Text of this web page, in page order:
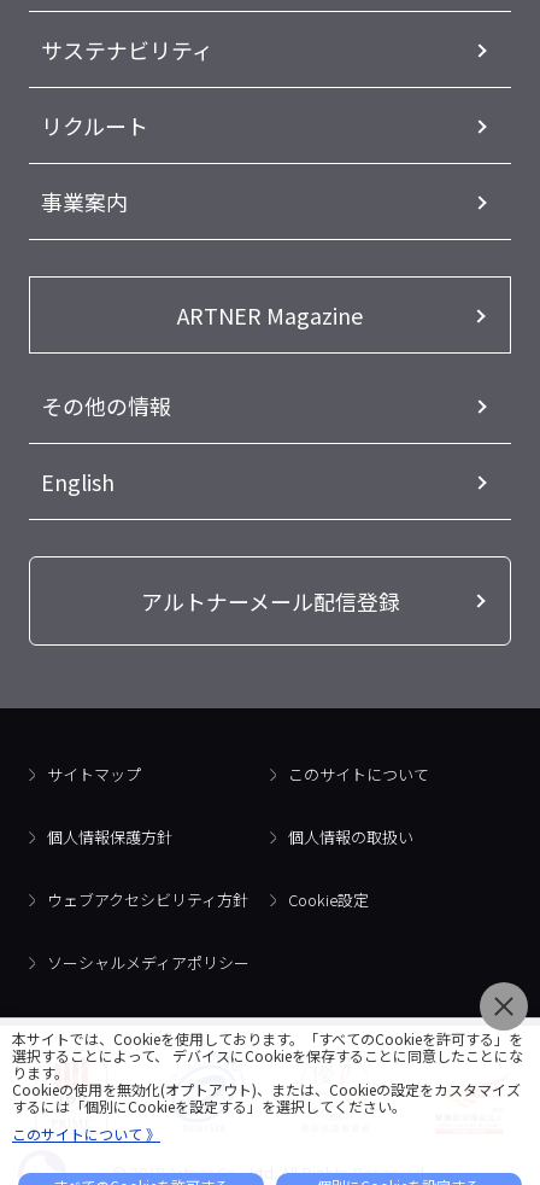
サステナビリティ
リクルート
事業案内
ARTNER Magazine
その他の情報
English
アルトナーメール配信登録
サイトマップ このサイトについて
個人情報保護方針 個人情報の取扱い
ウェブアクセシビリティ方針 Cookie設定
ソーシャルメディアポリシー
© 2018 Artner Co., Ltd. All Rights Reserved.
本サイトでは、Cookieを使用しております。「すべてのCookieを許可する」を
選択することによって、 デバイスにCookieを保存することに同意したことにな
ります。
Cookieの使用を無効化(オプトアウト)、または、Cookieの設定をカスタマイズ
するには「個別にCookieを設定する」を選択してください。
このサイトについて 》